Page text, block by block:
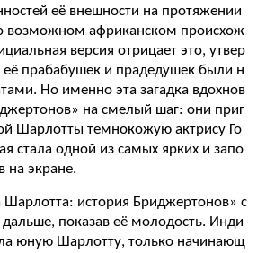
её внешности на протяжении
возможном африканском происхож
версия отрицает это, утвер
её прабабушек и прадедушек были н
Но именно эта загадка вдохнов
на смелый шаг: они приг
Шарлотты темнокожую актрису Го
стала одной из самых ярких и запо
на экране.
Шарлотта: история Бриджертонов» с
показав её молодость. Инди
юную Шарлотту, только начинающ